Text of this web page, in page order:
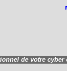
de votre cyber